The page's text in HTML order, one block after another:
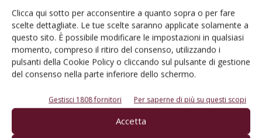
Clicca qui sotto per acconsentire a quanto sopra o per fare
scelte dettagliate. Le tue scelte saranno applicate solamente a
questo sito. È possibile modificare le impostazioni in qualsiasi
momento, compreso il ritiro del consenso, utilizzando i
pulsanti della Cookie Policy o cliccando sul pulsante di gestione
del consenso nella parte inferiore dello schermo.
Gestisci 1808 fornitori Per saperne di più su questi scopi
Accetta
Un modo semplice per cercare un'azienda o un
prodotto!
Cerca adesso